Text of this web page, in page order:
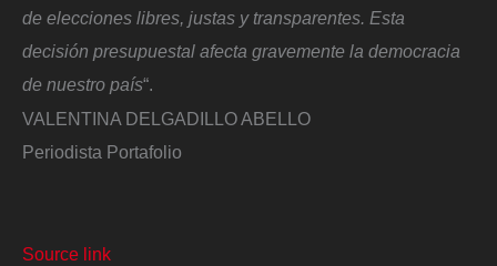
de elecciones libres, justas y transparentes. Esta
decisión presupuestal afecta gravemente la democracia
de nuestro país“.
VALENTINA DELGADILLO ABELLO
Periodista Portafolio
Source link